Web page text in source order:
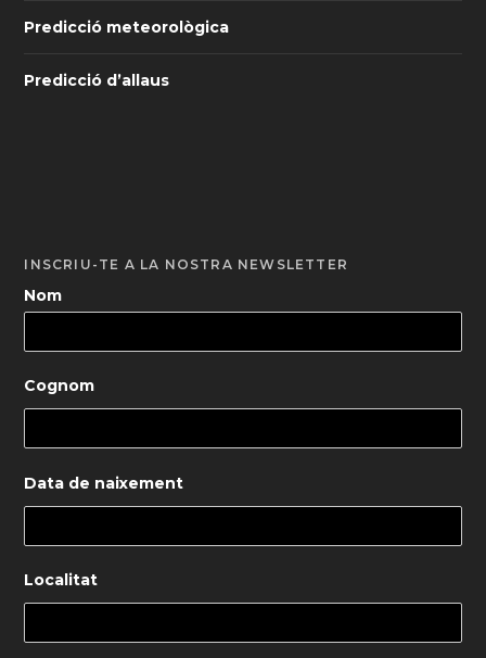
Predicció meteorològica
Predicció d’allaus
INSCRIU-TE A LA NOSTRA NEWSLETTER
Nom
Cognom
Data de naixement
Localitat